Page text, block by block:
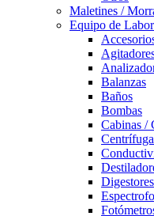
Maletines /
Equipo de
Balanzas
Baños
Bombas
Cabinas /
Digestores